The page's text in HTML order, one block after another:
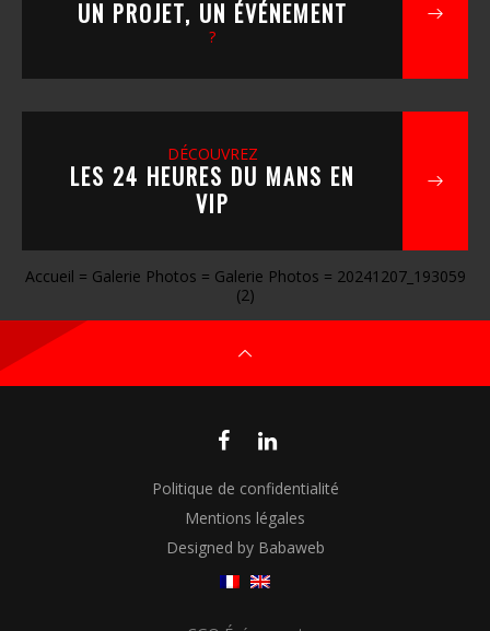
UN PROJET, UN ÉVÉNEMENT
?
DÉCOUVREZ
LES 24 HEURES DU MANS EN
VIP
Accueil = Galerie Photos = Galerie Photos = 20241207_193059
(2)
Politique de confidentialité
Mentions légales
Designed by Babaweb